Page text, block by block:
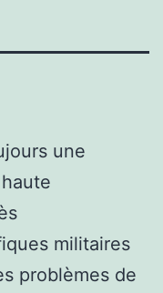
une
militaires
problèmes de